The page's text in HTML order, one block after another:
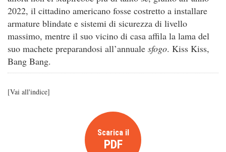
2022, il cittadino americano fosse costretto a installare
armature blindate e sistemi di sicurezza di livello
massimo, mentre il suo vicino di casa affila la lama del
suo machete preparandosi all’annuale sfogo. Kiss Kiss,
Bang Bang.
[Vai all'indice]
Scarica il
PDF